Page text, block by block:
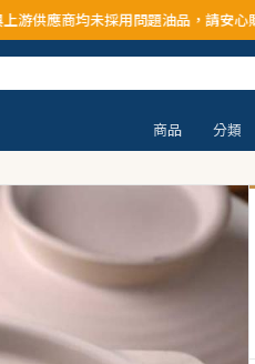
用問題油品，請安心購買食用
商品 分類